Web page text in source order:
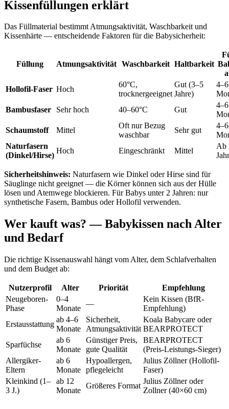
Kissenfüllungen erklärt
Das Füllmaterial bestimmt Atmungsaktivität, Waschbarkeit und
Kissenhärte — entscheidende Faktoren für die Babysicherheit:
Füllung Atmungsaktivität Waschbarkeit Haltbarkeit
Hollofil-Faser Hoch
60°C,
trocknergeeignet
Gut (3–5
Jahre)
4–6
Bambusfaser
Sehr hoch 40–60°C Gut
4–6
Schaumstoff
Mittel
Oft nur Bezug
waschbar
Sehr gut
4–6
Naturfasern
(Dinkel/Hirse)
Hoch Eingeschränkt Mittel
Ab
Sicherheitshinweis: Naturfasern wie Dinkel oder Hirse sind für
Säuglinge nicht geeignet — die Körner können sich aus der Hülle
lösen und Atemwege blockieren. Für Babys unter 2 Jahren: nur
synthetische Fasern, Bambus oder Hollofil verwenden.
Wer kauft was? — Babykissen nach Alter
und Bedarf
Die richtige Kissenauswahl hängt vom Alter, dem Schlafverhalten
und dem Budget ab:
Nutzerprofil Alter Priorität
Empfehlung
Neugeboren-
Phase
0–4
Monate
—
Kein Kissen (BfR-
Empfehlung)
Erstausstattung
ab 4–6
Monate
Sicherheit,
Atmungsaktivität
Koala Babycare oder
BEARPROTECT
Sparfüchse
ab 6
Monate
Günstiger Preis,
gute Qualität
BEARPROTECT
(Preis-Leistungs-Sieger)
Allergiker-
Eltern
ab 6
Monate
Hypoallergen,
pflegeleicht
Julius Zöllner (Hollofil-
Faser)
Kleinkind (1–
3 J.)
ab 12
Monate
Größeres Format
Julius Zöllner oder
Zollner (40×60 cm)